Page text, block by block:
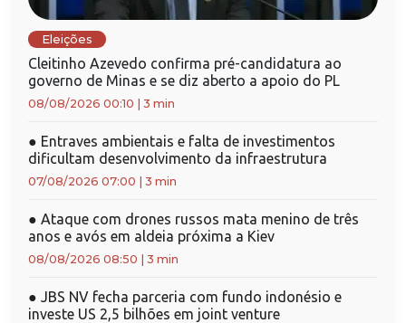
Eleições
Cleitinho Azevedo confirma pré-candidatura ao
governo de Minas e se diz aberto a apoio do PL
08/08/2026 00:10 3 min
● Entraves ambientais e falta de investimentos
dificultam desenvolvimento da infraestrutura
07/08/2026 07:00 3 min
● Ataque com drones russos mata menino de três
anos e avós em aldeia próxima a Kiev
08/08/2026 08:50 3 min
● JBS NV fecha parceria com fundo indonésio e
investe US 2,5 bilhões em joint venture